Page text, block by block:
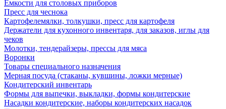
Емкости для столовых приборов
Пресс для чеснока
Картофелемялки, толкушки, пресс для картофеля
Держатели для кухонного инвентаря, для заказов, иглы для
чеков
Молотки, тендерайзеры, прессы для мяса
Воронки
Товары специального назначения
Мерная посуда (стаканы, кувшины, ложки мерные)
Кондитерский инвентарь
Формы для выпечки, выкладки, формы кондитерские
Насадки кондитерские, наборы кондитерских насадок